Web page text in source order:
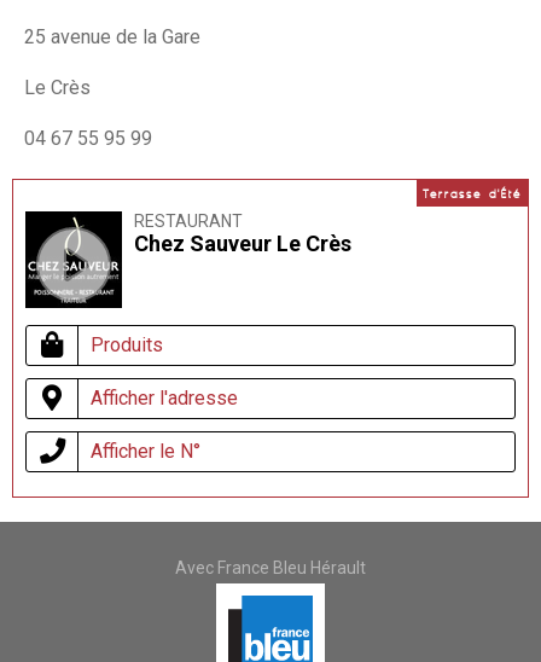
25 avenue de la Gare
Le Crès
04 67 55 95 99
Terrasse d'Été
RESTAURANT
Chez Sauveur Le Crès
Produits
Afficher l'adresse
Afficher le N°
Avec France Bleu Hérault